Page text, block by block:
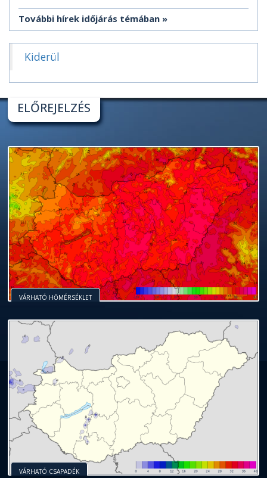
További hírek időjárás témában
Kiderül
ELŐREJELZÉS
VÁRHATÓ HŐMÉRSÉKLET
VÁRHATÓ CSAPADÉK